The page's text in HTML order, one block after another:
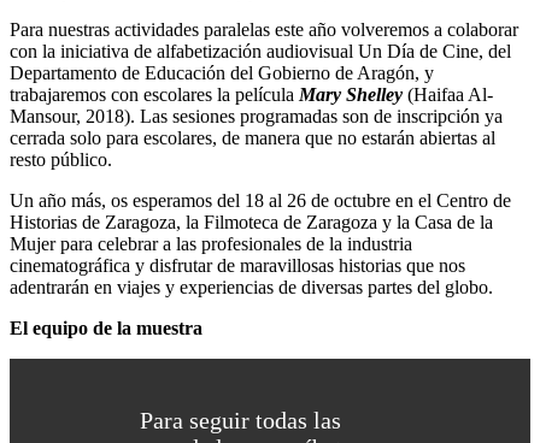
Para nuestras actividades paralelas este año volveremos a colaborar
con la iniciativa de alfabetización audiovisual Un Día de Cine, del
Departamento de Educación del Gobierno de Aragón, y
trabajaremos con escolares la película Mary Shelley (Haifaa Al-
Mansour, 2018). Las sesiones programadas son de inscripción ya
cerrada solo para escolares, de manera que no estarán abiertas al
resto público.
Un año más, os esperamos del 18 al 26 de octubre en el Centro de
Historias de Zaragoza, la Filmoteca de Zaragoza y la Casa de la
Mujer para celebrar a las profesionales de la industria
cinematográfica y disfrutar de maravillosas historias que nos
adentrarán en viajes y experiencias de diversas partes del globo.
El equipo de la muestra
Para seguir todas las